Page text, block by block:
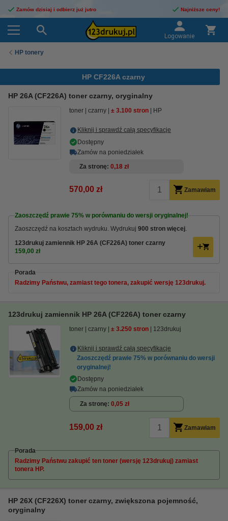
Zamów dzisiaj i odbierz już jutro Najniższe ceny!
Logowanie
HP tonery
HP CF226A czarny
HP 26A (CF226A) toner czarny, oryginalny
toner czarny ± 3.100 stron HP
Kliknij i sprawdź całą specyfikacje
Dostępny
Zamów na poniedziałek
Za stronę 0,18 zł
570,00 zł Zamawiam
Zaoszczędź prawie 75% w porównaniu do wersji oryginalnej!
Zaoszczędź na kosztach wydruku. Wydrukuj 900 stron więcej.
123drukuj zamiennik HP 26A (CF226A) toner czarny
159,00 zł
Porada
Radzimy Państwu, zamiast tego tonera, zakupić wersję 123drukuj.
123drukuj zamiennik HP 26A (CF226A) toner czarny
toner czarny ± 3.250 stron 123drukuj
Kliknij i sprawdź całą specyfikacje
Zaoszczędź prawie 75% w porównaniu do wersji
oryginalnej!
Dostępny
Zamów na poniedziałek
Za stronę 0,05 zł
159,00 zł Zamawiam
Porada
Radzimy Państwu zakupić ten toner (wersję 123drukuj) zamiast
tonera HP.
HP 26X (CF226X) toner czarny, zwiększona pojemność,
oryginalny